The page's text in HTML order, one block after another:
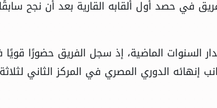
في حصد أول ألقابه القارية بعد أن نجح
السنوات الماضية، إذ سجل الفريق حضورًا
إنهائه الدوري المصري في المركز الثاني لثلاثة